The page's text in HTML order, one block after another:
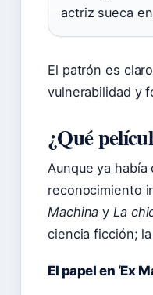
actriz sueca
El patrón es
vulnerabilidad y
¿Qué
Aunque ya
reconocimiento
Machina yLa
ciencia ficción;
El papel en ‘Ex